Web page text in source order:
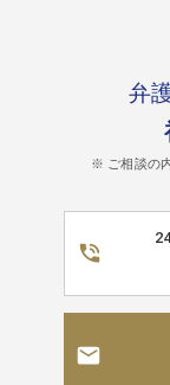
弁
※ ご相談の